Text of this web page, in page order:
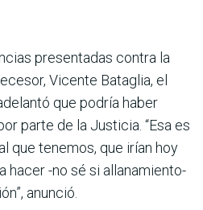
presentadas contra la
Vicente Bataglia, el
que podría haber
parte de la Justicia. “Esa es
que tenemos, que irían hoy
hacer -no sé si allanamiento-
anunció.